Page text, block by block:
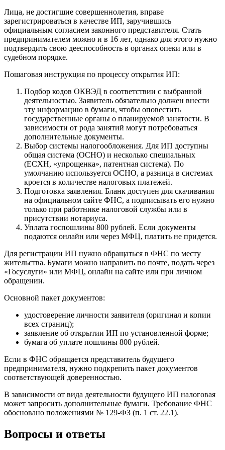
Лица, не достигшие совершеннолетия, вправе
зарегистрироваться в качестве ИП, заручившись
официальным согласием законного представителя. Стать
предпринимателем можно и в 16 лет, однако для этого нужно
подтвердить свою дееспособность в органах опеки или в
судебном порядке.
Пошаговая инструкция по процессу открытия ИП:
Подбор кодов ОКВЭД в соответствии с выбранной
деятельностью. Заявитель обязательно должен внести
эту информацию в бумаги, чтобы оповестить
государственные органы о планируемой занятости. В
зависимости от рода занятий могут потребоваться
дополнительные документы.
Выбор системы налогообложения. Для ИП доступны
общая система (ОСНО) и несколько специальных
(ЕСХН, «упрощенка», патентная система). По
умолчанию используется ОСНО, а разница в системах
кроется в количестве налоговых платежей.
Подготовка заявления. Бланк доступен для скачивания
на официальном сайте ФНС, а подписывать его нужно
только при работнике налоговой службы или в
присутствии нотариуса.
Уплата госпошлины 800 рублей. Если документы
подаются онлайн или через МФЦ, платить не придется.
Для регистрации ИП нужно обращаться в ФНС по месту
жительства. Бумаги можно направить по почте, подать через
«Госуслуги» или МФЦ, онлайн на сайте или при личном
обращении.
Основной пакет документов:
удостоверение личности заявителя (оригинал и копии
всех страниц);
заявление об открытии ИП по установленной форме;
бумага об уплате пошлины 800 рублей.
Если в ФНС обращается представитель будущего
предпринимателя, нужно подкрепить пакет документов
соответствующей доверенностью.
В зависимости от вида деятельности будущего ИП налоговая
может запросить дополнительные бумаги. Требование ФНС
обосновано положениями № 129-ФЗ (п. 1 ст. 22.1).
Вопросы и ответы